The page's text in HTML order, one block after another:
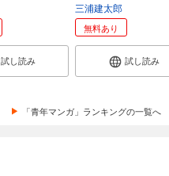
試し読み
三浦建太郎
無料あり
試し読み
「青年マンガ」ランキングの一覧へ